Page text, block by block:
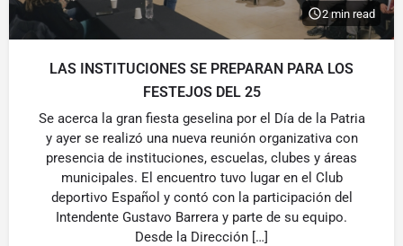
2 min read
LAS INSTITUCIONES SE PREPARAN PARA LOS
FESTEJOS DEL 25
Se acerca la gran fiesta geselina por el Día de la Patria
y ayer se realizó una nueva reunión organizativa con
presencia de instituciones, escuelas, clubes y áreas
municipales. El encuentro tuvo lugar en el Club
deportivo Español y contó con la participación del
Intendente Gustavo Barrera y parte de su equipo.
Desde la Dirección […]